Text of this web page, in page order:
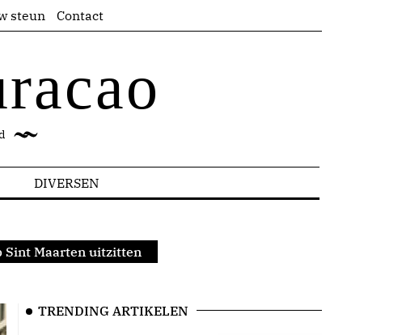
steun Contact
DIVERSEN
Sint Maarten uitzitten
TRENDING ARTIKELEN